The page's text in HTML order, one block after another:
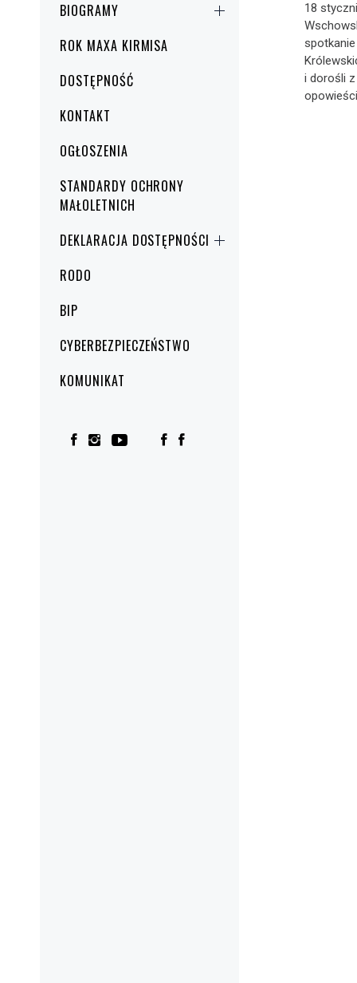
BIOGRAMY
ROK MAXA KIRMISA
DOSTĘPNOŚĆ
KONTAKT
OGŁOSZENIA
STANDARDY OCHRONY
MAŁOLETNICH
DEKLARACJA DOSTĘPNOŚCI
RODO
BIP
CYBERBEZPIECZEŃSTWO
KOMUNIKAT
18
spotkanie
i dorośli z